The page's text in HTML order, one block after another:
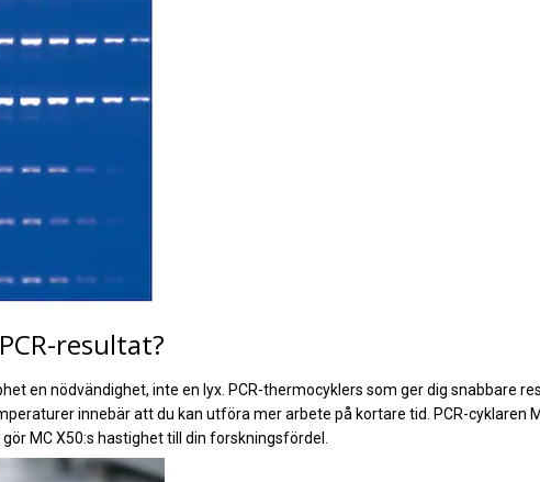
resultat?
en nödvändighet, inte en lyx. PCR-thermocyklers som ger dig snabbare
innebär att du kan utföra mer arbete på kortare tid. PCR-cyklaren
MC X50:s hastighet till din forskningsfördel.